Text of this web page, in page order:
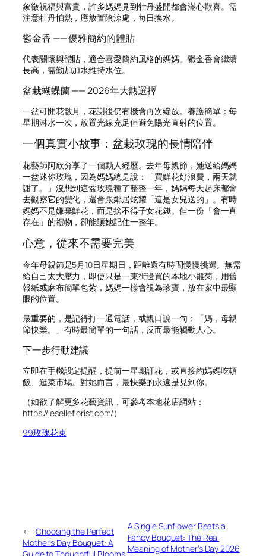
象徵祝福與富貴，許多媽媽見到牡丹盛開都會滿心歡喜。需
注意牡丹怕熱，應放置陰涼處，每日換水。
鬱金香 —— 優雅簡約的體貼
代表關懷與體貼，適合喜愛簡約風格的媽媽。鬱金香會繼續
長高，需勤加加水維持水位。
盆栽蝴蝶蘭 —— 2026年大熱選擇
一盆可開花數月，花謝後仍有機會再次綻放。養護簡單：每
星期淋水一次，放置光線充足但避免陽光直射的位置。
一個真實小故事：盆栽玫瑰的長情陪伴
花藝師阿欣分享了一個動人經歷。去年母親節，她送給媽媽
一盆迷你玫瑰，因為媽媽總是說：「買鮮花好浪費，兩天就
謝了。」沒想到這盆玫瑰種了整整一年，媽媽每天起床都會
去觀察它的變化，還會跟鄰居炫耀「這是女兒送的」。有時
媽媽不是嫌棄鮮花，而是捨不得子女花錢。但一份「會一直
存在」的禮物，卻能讓她記住一整年。
心意，從來不需要完美
今年母親節是5月10日星期日，距離還有時間慢慢挑選。無需
給自己太大壓力，即使只是一束街邊買的本地小雛菊，用舊
報紙或麻布簡單包紮，媽媽一樣會視為珍寶，放在家中最顯
眼的位置。
最重要的，是記得打一通電話，或親口說一句：「媽，母親
節快樂。」有時最簡單的一句話，反而最能觸動人心。
下一步行動建議
立即在手機設定提醒，提前一星期訂花，或直接約媽媽吃頓
飯、逛菜市場。對她而言，最快樂的永遠是見到你。
（如欲了解更多花藝資訊，可參考本地花店網站：
https://leselleflorist.com/）
99玫瑰花束
← Choosing the Perfect
Mother’s Day Bouquet: A
A Single Sunflower Beats a
Fancy Bouquet: The Real
Meaning of Mother’s Day 2026